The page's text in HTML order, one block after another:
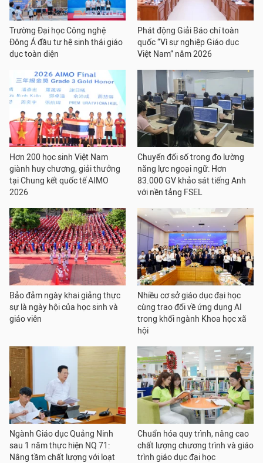
Trường Đại học Công nghệ
Đông Á đầu tư hệ sinh thái giáo
dục toàn diện
Phát động Giải Báo chí toàn
quốc “Vì sự nghiệp Giáo dục
Việt Nam” năm 2026
Hơn 200 học sinh Việt Nam
giành huy chương, giải thưởng
tại Chung kết quốc tế AIMO
2026
Chuyển đổi số trong đo lường
năng lực ngoại ngữ: Hơn
83.000 GV khảo sát tiếng Anh
với nền tảng FSEL
Bảo đảm ngày khai giảng thực
sự là ngày hội của học sinh và
giáo viên
Nhiều cơ sở giáo dục đại học
cùng trao đổi về ứng dụng AI
trong khối ngành Khoa học xã
hội
Ngành Giáo dục Quảng Ninh
sau 1 năm thực hiện NQ 71:
Nâng tầm chất lượng với loạt
Chuẩn hóa quy trình, nâng cao
chất lượng chương trình và giáo
trình giáo dục đại học